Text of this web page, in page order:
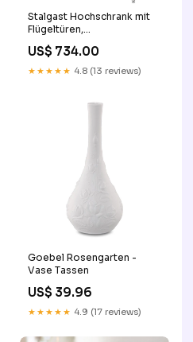
Stalgast Hochschrank mit
Flügeltüren,
900x700x2000 mm,
verschweißt REVIEW
US$ 734.00
★★★★★ 4.8 (13 reviews)
Goebel Rosengarten -
Vase Tassen
US$ 39.96
★★★★★ 4.9 (17 reviews)